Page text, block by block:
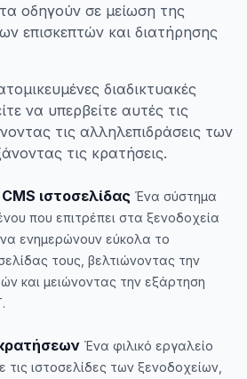
οδηγούν σε μείωση της
επισκεπτών και διατήρησης
διαδικτυακές
να υπερβείτε αυτές τις
τις αλληλεπιδράσεις των
τις κρατήσεις.
ιστοσελίδας Ένα σύστημα
που επιτρέπει στα ξενοδοχεία
να ενημερώνουν εύκολα το
τους, βελτιώνοντας την
και μειώνοντας την εξάρτηση
Ένα φιλικό εργαλείο
ιστοσελίδες των ξενοδοχείων,